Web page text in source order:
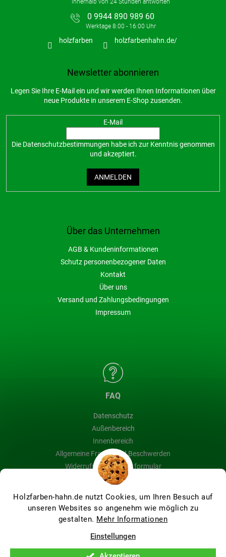
Holzfarben-hahn.de nutzt Cookies, um Ihren Besuch auf
unseren Websites so angenehm wie möglich zu
gestalten. Mehr Informationen
Einstellungen
Über das Unternehmen
AGB & Kundeninformationen
Schutz personenbezogener Daten
Kontakt
Über uns
Versand und Zahlungsbedingungen
Impressum
FAQ
Datenschutz
Außenbereich
Innenbereich
Allgemeine Fragen und Beschwerden
Widerrufsbelehrung & formular
Blog
0 9944 890 989 60
holzfarben holzfarbenhahn.de/
Newsletter abonnieren
Legen Sie Ihre E-Mail ein und wir werden Ihnen Informationen über
neue Produkte in unserem E-Shop zusenden.
E-Mail
Die Datenschutzbestimmungen habe ich zur Kenntnis genommen
und akzeptiert.
ANMELDEN